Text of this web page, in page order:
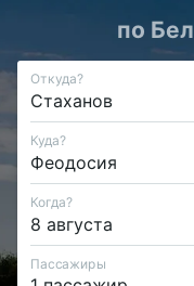
по
Откуда?
Куда?
Когда?
Пассажиры